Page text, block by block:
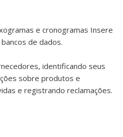
e cronogramas Insere
de dados.
identificando seus
sobre produtos e
e registrando reclamações.